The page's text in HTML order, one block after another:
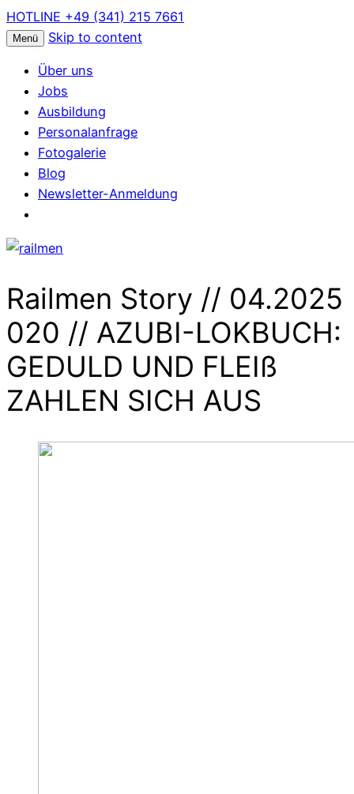
HOTLINE +49 (341) 215 7661
Menü Skip to content
Über uns
Jobs
Ausbildung
Personalanfrage
Fotogalerie
Blog
Newsletter-Anmeldung
Railmen Story // 04.2025
020 // AZUBI-LOKBUCH:
GEDULD UND FLEIß
ZAHLEN SICH AUS